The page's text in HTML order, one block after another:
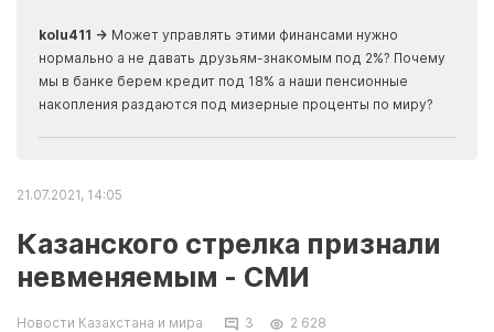
kolu411 → Может управлять этими финансами нужно
нормально а не давать друзьям-знакомым под 2%? Почему
мы в банке берем кредит под 18% а наши пенсионные
накопления раздаются под мизерные проценты по миру?
21.07.2021, 14:05
Казанского стрелка признали
невменяемым - СМИ
Новости Казахстана и мира 3 2 628